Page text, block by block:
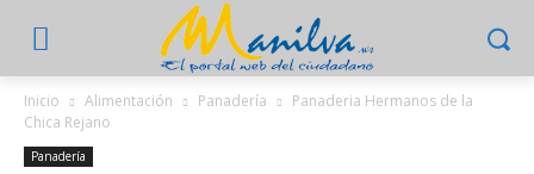
Inicio Alimentación Panadería
Panaderia Hermanos de la
Chica Rejano
Panadería